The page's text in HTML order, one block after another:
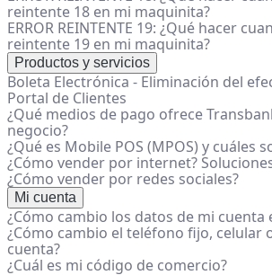
reintente 18 en mi maquinita?
ERROR REINTENTE 19: ¿Qué hacer
reintente 19 en mi maquinita?
Productos y servicios
Boleta Electrónica - Eliminación del
Portal de Clientes
¿Qué medios de pago ofrece
negocio?
¿Qué es Mobile POS (MPOS) y cuáles
¿Cómo vender por internet?
¿Cómo vender por redes sociales?
Mi cuenta
¿Cómo cambio los datos de mi cuenta
¿Cómo cambio el teléfono fijo, celular
cuenta?
¿Cuál es mi código de comercio?